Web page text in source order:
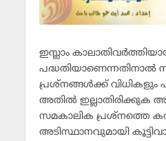
ഇസ്ലാം
പദ്ധതിയാണെന്നതിനാല്‍
പ്രശ്നങ്ങള്‍ക്ക് വിധികളും
അതില്‍ ഇല്ലാതിരിക്കുക
സമകാലിക പ്രശ്നത്തെ
അടിസ്ഥാനവുമായി